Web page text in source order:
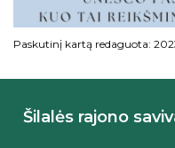
Paskutinį kartą redaguota:
Šilalės rajono